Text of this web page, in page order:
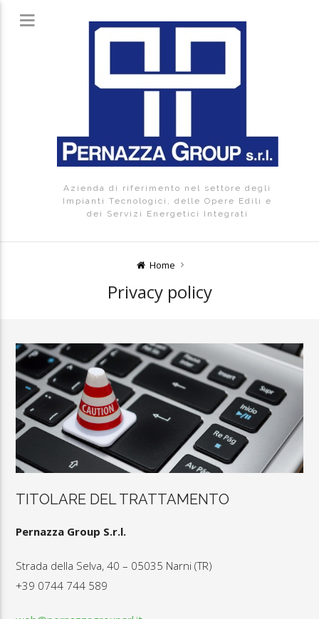
Azienda di riferimento nel settore degli
Impianti Tecnologici, delle Opere Edili e
dei Servizi Energetici Integrati
Home
Privacy policy
TITOLARE DEL TRATTAMENTO
Pernazza Group S.r.l.
Strada della Selva, 40 – 05035 Narni (TR)
+39 0744 744 589